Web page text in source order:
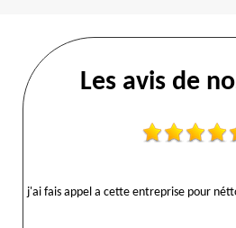
Les avis de
j'ai fais appel a cette entreprise pour